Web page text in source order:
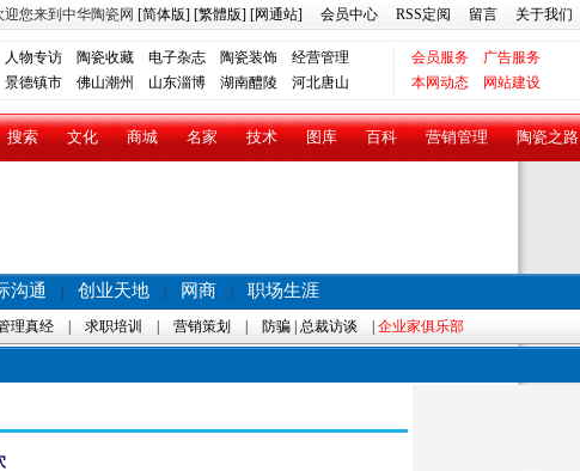
迎您来到中华陶瓷网 [简体版] [繁體版] [网通站] 会员中心 RSS定阅 留言 关于我们
人物专访 陶瓷收藏 电子杂志 陶瓷装饰 经营管理 会员服务
广告服务
景德镇市 佛山潮州 山东淄博 湖南醴陵 河北唐山 本网动态 网站建设
搜索 文化 商城 名家 技术 图库 百科 营销管理 陶瓷之路
沟通 创业天地 网商 职场生涯
理真经 求职培训 营销策划 防骗 总裁访谈 企业家俱乐部